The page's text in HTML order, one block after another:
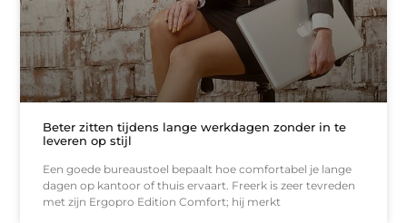
Beter zitten tijdens lange werkdagen zonder in te
leveren op stijl
Een goede bureaustoel bepaalt hoe comfortabel je lange
dagen op kantoor of thuis ervaart. Freerk is zeer tevreden
met zijn Ergopro Edition Comfort; hij merkt